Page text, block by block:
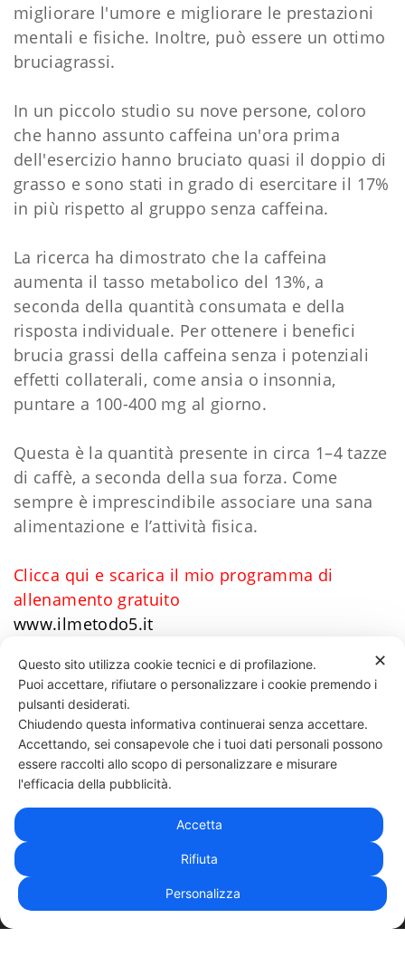
migliorare l'umore e migliorare le prestazioni
mentali e fisiche. Inoltre, può essere un ottimo
bruciagrassi.
In un piccolo studio su nove persone, coloro
che hanno assunto caffeina un'ora prima
dell'esercizio hanno bruciato quasi il doppio di
grasso e sono stati in grado di esercitare il 17%
in più rispetto al gruppo senza caffeina.
La ricerca ha dimostrato che la caffeina
aumenta il tasso metabolico del 13%, a
seconda della quantità consumata e della
risposta individuale. Per ottenere i benefici
brucia grassi della caffeina senza i potenziali
effetti collaterali, come ansia o insonnia,
puntare a 100-400 mg al giorno.
Questa è la quantità presente in circa 1–4 tazze
di caffè, a seconda della sua forza. Come
sempre è imprescindibile associare una sana
alimentazione e l’attività fisica.
Clicca qui e scarica il mio programma di
allenamento gratuito
www.ilmetodo5.it
65 LIKES
331 818 4777DANIELE ESPOSITO
| PRIVACY POLICY
✕
Questo sito utilizza cookie tecnici e di profilazione.
Puoi accettare, rifiutare o personalizzare i cookie premendo i
pulsanti desiderati.
Chiudendo questa informativa continuerai senza accettare.
Accettando, sei consapevole che i tuoi dati personali possono
essere raccolti allo scopo di personalizzare e misurare
l'efficacia della pubblicità.
Accetta
Rifiuta
Personalizza